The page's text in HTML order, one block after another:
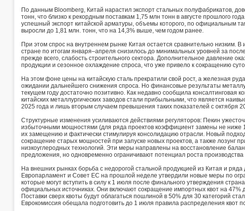
По данным Bloomberg, Китай нарастил экспорт стальных полуфабрикатов,
тонн, что близко к рекордным поставкам 1,75 млн тонн в августе прошлого
успешный экспорт китайской арматуры, объемы которого, по официальным
выросли до 1,81 млн. тонн, что на 14,3% выше, чем годом ранее.
При этом спрос на внутреннем рынке Китая остается сравнительно низким. В
стране по итогам января–апреля снизилось до минимальных уровней за
прежде всего, слабость строительного сектора. Дополнительное давление
продукции и сезонное охлаждение спроса, что уже привело к сокращению
На этом фоне цены на китайскую сталь прекратили свой рост, а железная
ожидании дальнейшего снижения спроса. Но финансовые результаты
текущем году достаточно позитивно. Как недавно сообщила консалтинговая
китайских металлургических заводов стали прибыльными, что является
2025 года и лишь вторым случаем превышения таких показателей с октября
Структурные изменения усиливаются действиями регуляторов: Пекин
избыточными мощностями (для ряда проектов коэффициент замены не ниже
их замещению и фактически стимулируя консолидацию отрасли. Новый
сокращение старых мощностей при запуске новых проектов, а также лозунг
низкоуглеродных технологий. Эти меры направлены на восстановление
предложения, но одновременно ограничивают потенциал роста производства
На внешних рынках борьба с недорогой стальной продукцией из Китая и ряда
Европарламент и Совет ЕС на прошлой неделе утвердили новые меры по
которые могут вступить в силу к 1 июля после финального утверждения
официальных источниках. Они включают сокращение импортных квот на 47%
Поставки сверх квоты будут облагаться пошлиной в 50% для 30 категорий
Еврокомиссия обещала подготовить до 1 июля правила распределения квот